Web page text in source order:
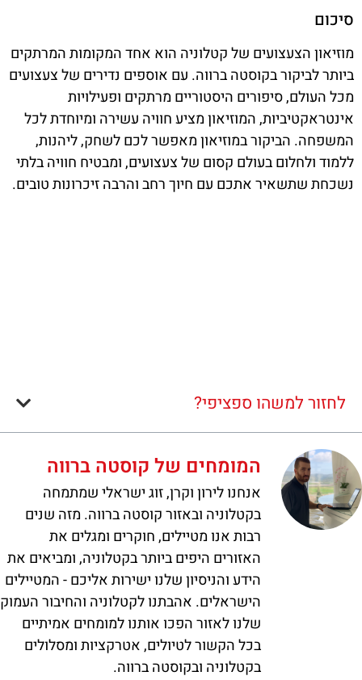
סיכום
מוזיאון הצעצועים של קטלוניה הוא אחד המקומות המרתקים
ביותר לביקור בקוסטה ברווה. עם אוספים נדירים של צעצועים
מכל העולם, סיפורים היסטוריים מרתקים ופעילויות
אינטראקטיביות, המוזיאון מציע חוויה עשירה ומיוחדת לכל
המשפחה. הביקור במוזיאון מאפשר לכם לשחק, ליהנות,
ללמוד ולחלום בעולם קסום של צעצועים, ומבטיח חוויה בלתי
נשכחת שתשאיר אתכם עם חיוך רחב והרבה זיכרונות טובים.
לחזור למשהו ספציפי?
המומחים של קוסטה ברווה
אנחנו לירון וקרן, זוג ישראלי שמתמחה
בקטלוניה ובאזור קוסטה ברווה. מזה שנים
רבות אנו מטיילים, חוקרים ומגלים את
האזורים היפים ביותר בקטלוניה, ומביאים את
הידע והניסיון שלנו ישירות אליכם - המטיילים
הישראלים. אהבתנו לקטלוניה והחיבור העמוק
שלנו לאזור הפכו אותנו למומחים אמיתיים
בכל הקשור לטיולים, אטרקציות ומסלולים
בקטלוניה ובקוסטה ברווה.